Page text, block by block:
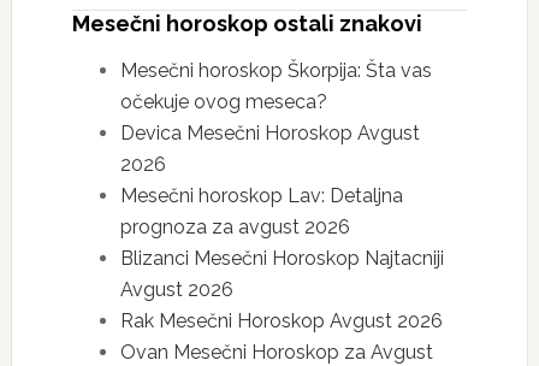
Mesečni horoskop ostali znakovi
Mesečni horoskop Škorpija: Šta vas
očekuje ovog meseca?
Devica Mesečni Horoskop Avgust
2026
Mesečni horoskop Lav: Detaljna
prognoza za avgust 2026
Blizanci Mesečni Horoskop Najtacniji
Avgust 2026
Rak Mesečni Horoskop Avgust 2026
Ovan Mesečni Horoskop za Avgust